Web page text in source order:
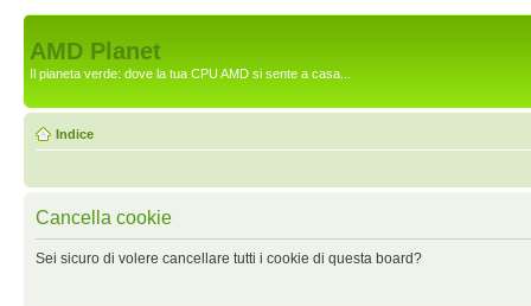
AMD Planet
Il pianeta verde: dove la tua CPU AMD si sente a casa...
Indice
Cancella cookie
Sei sicuro di volere cancellare tutti i cookie di questa board?